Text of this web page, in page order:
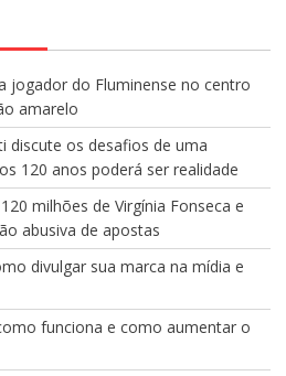
jogador do Fluminense no centro
amarelo
discute os desafios de uma
120 anos poderá ser realidade
milhões de Virgínia Fonseca e
abusiva de apostas
divulgar sua marca na mídia e
funciona e como aumentar o